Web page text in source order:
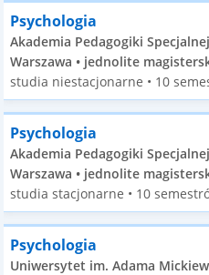
Psychologia
Akademia Pedagogiki
Warszawa • jednolite
studia niestacjonarne • 10
Psychologia
Akademia Pedagogiki
Warszawa • jednolite
studia stacjonarne • 10
Psychologia
Uniwersytet im. Adama